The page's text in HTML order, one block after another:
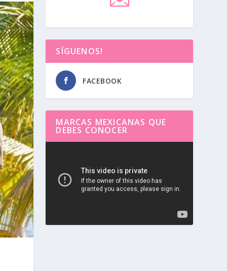
SÍGUENOS!
FACEBOOK
MARCAS MEXICANAS QUE
DEBES CONOCER